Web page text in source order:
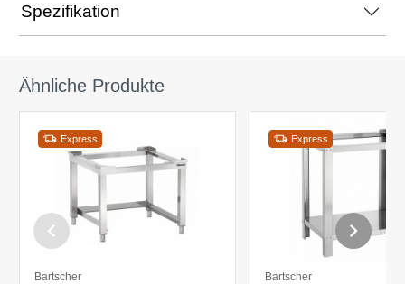
Spezifikation
Ähnliche Produkte
Express
Bartscher
Express
Bartscher